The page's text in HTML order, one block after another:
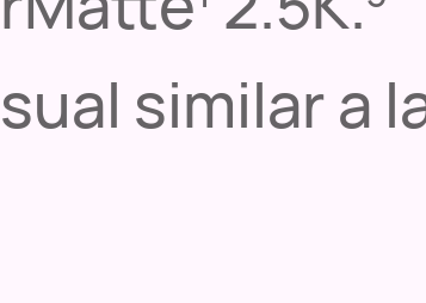
similar a